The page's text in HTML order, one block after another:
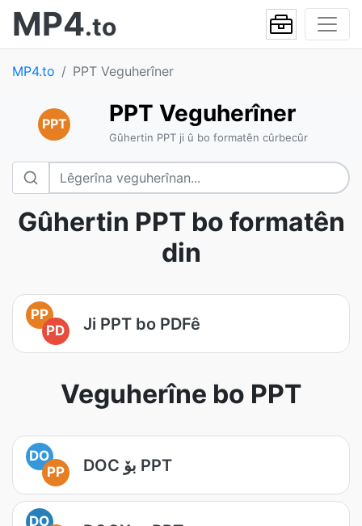
MP4.to
MP4.to PPT Veguherîner
PPT PPT Veguherîner
Gûhertin PPT ji û bo formatên cûrbecûr
Gûhertin PPT bo formatên
din
PP
PD
Ji PPT bo PDFê
Veguherîne bo PPT
DO
PP
DOC بۆ PPT
DO